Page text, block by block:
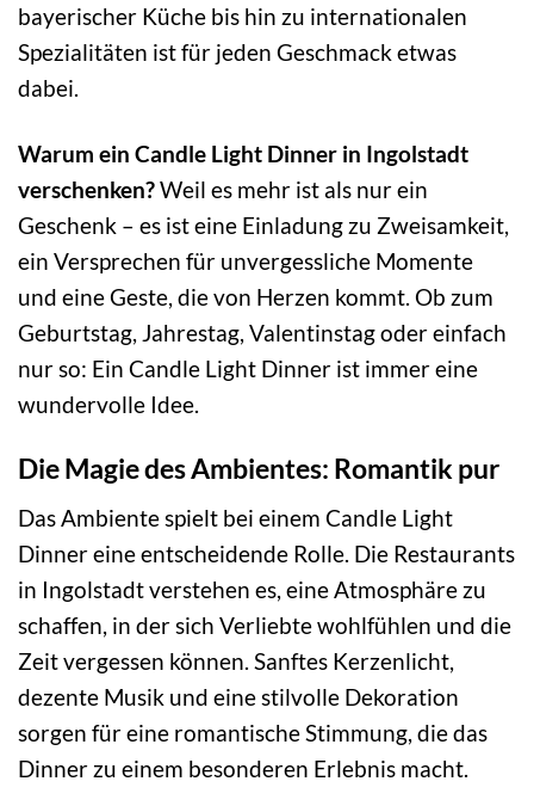
bayerischer Küche bis hin zu internationalen
Spezialitäten ist für jeden Geschmack etwas
dabei.
Warum ein Candle Light Dinner in Ingolstadt
verschenken?Weil es mehr ist als nur ein
Geschenk – es ist eine Einladung zu Zweisamkeit,
ein Versprechen für unvergessliche Momente
und eine Geste, die von Herzen kommt. Ob zum
Geburtstag, Jahrestag, Valentinstag oder einfach
nur so: Ein Candle Light Dinner ist immer eine
wundervolle Idee.
Die Magie des Ambientes: Romantik pur
Das Ambiente spielt bei einem Candle Light
Dinner eine entscheidende Rolle. Die Restaurants
in Ingolstadt verstehen es, eine Atmosphäre zu
schaffen, in der sich Verliebte wohlfühlen und die
Zeit vergessen können. Sanftes Kerzenlicht,
dezente Musik und eine stilvolle Dekoration
sorgen für eine romantische Stimmung, die das
Dinner zu einem besonderen Erlebnis macht.